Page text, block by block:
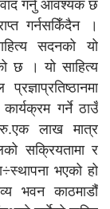
गर्नु आवश्यक छ
गर्नसकिँदैन ।
सदनको यो
छ । यो साहित्य
गर्ने ठाउँ
लाख मात्र
सक्रियतामा र
भएको हो
भवन काठमाडौँ